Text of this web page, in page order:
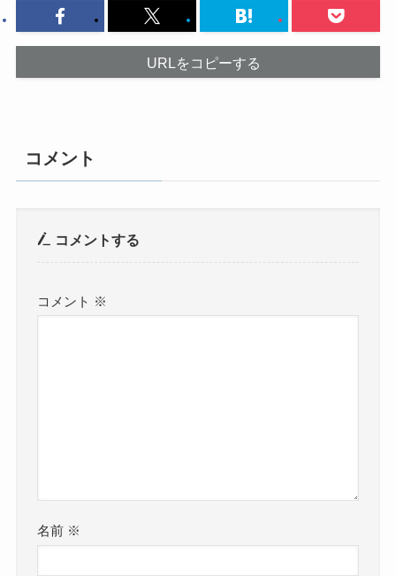
URLをコピーする
コメント
コメントする
コメント ※
名前 ※